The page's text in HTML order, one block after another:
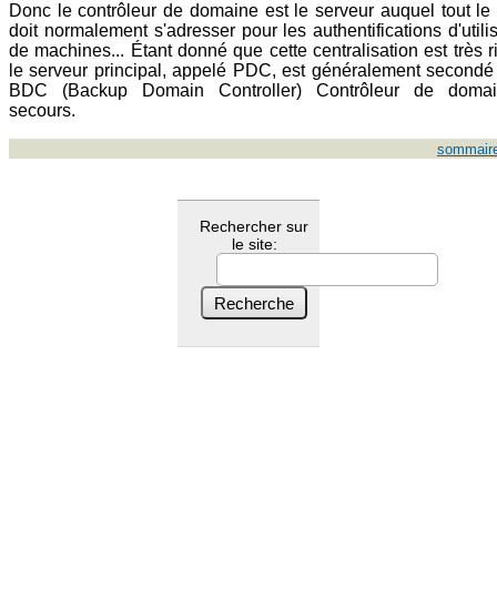
Donc le contrôleur de domaine est le serveur auquel tout le
doit normalement s'adresser pour les authentifications
de machines... Étant donné que cette centralisation est très
le serveur principal, appelé PDC, est généralement
BDC (Backup Domain Controller) Contrôleur de
secours.
Rechercher sur
le site: